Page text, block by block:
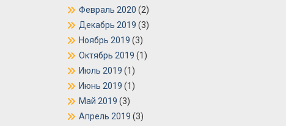
Февраль 2020 (2)
Декабрь 2019 (3)
Ноябрь 2019 (3)
Октябрь 2019 (1)
Июль 2019 (1)
Июнь 2019 (1)
Май 2019 (3)
Апрель 2019 (3)